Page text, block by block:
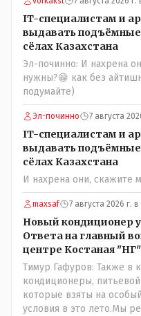
IT-специалистам и
выдавать
сёлах Казахстана
Эл-починно: И нахрена
нужны?😁 как без
подумайте)
Эл-починно 7 августа
IT-специалистам и
выдавать
сёлах Казахстана
И нахрена они, скажите
maxsaf 7 августа 2026 г. в
Новый кондиционер
Ответа на главный
центре Костаная
Тимур Гафуров: Также в
кондиционеры,
которые взяты на
условия в это лето.Мы